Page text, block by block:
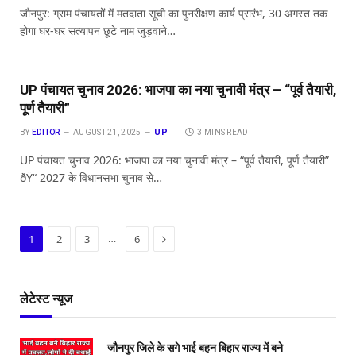
जौनपुर: ग्राम पंचायतों में मतदाता सूची का पुनरीक्षण कार्य प्रारंभ, 30 अगस्त तक
होगा घर-घर सत्यापन छूटे नाम जुड़वाने…
UP पंचायत चुनाव 2026: भाजपा का नया चुनावी मंत्र – “पूर्व तैयारी,
पूर्ण तैयारी”
BY EDITOR AUGUST 21, 2025 UP 3 MINS READ
UP पंचायत चुनाव 2026: भाजपा का नया चुनावी मंत्र – “पूर्व तैयारी, पूर्ण तैयारी”
ðŸ“ 2027 के विधानसभा चुनाव से…
1 2 3 … 6 Next
लेटेस्ट न्यूज
जौनपुर जिले के सगे भाई बहन बिहार राज्य में बने